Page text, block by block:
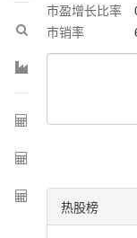
市盈增长比率
市销率
热股榜